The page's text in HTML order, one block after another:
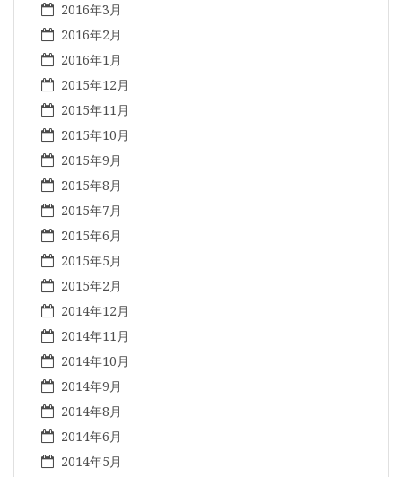
2016年3月
2016年2月
2016年1月
2015年12月
2015年11月
2015年10月
2015年9月
2015年8月
2015年7月
2015年6月
2015年5月
2015年2月
2014年12月
2014年11月
2014年10月
2014年9月
2014年8月
2014年6月
2014年5月